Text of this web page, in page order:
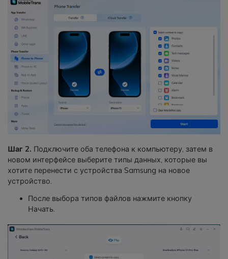
Шаг 2. Подключите оба телефона к компьютеру, затем в
новом интерфейсе выберите типы данных, которые вы
хотите перенести с устройства Samsung на новое
устройство.
После выбора типов файлов нажмите кнопку
Начать.